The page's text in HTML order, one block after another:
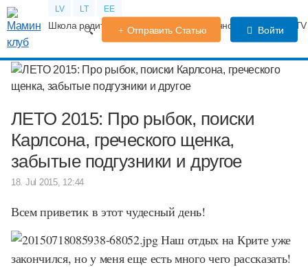
LV LT EE
Школа родителей Календарь беременности Форум
Отправить Статью Войти
ЛЕТО 2015: Про рыбок, поиски
Карлсона, греческого щенка,
забытые подгузники и другое
18. Jul 2015, 12:44
Всем приветик в этот чудесный день!
Наш отдых на Крите уже
закончился, но у меня еще есть много чего рассказать!